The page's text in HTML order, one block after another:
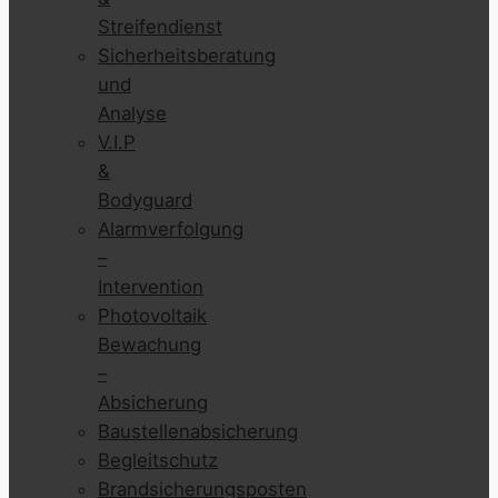
Streifendienst
Sicherheitsberatung
und
Analyse
V.I.P
&
Bodyguard
Alarmverfolgung
–
Intervention
Photovoltaik
Bewachung
–
Absicherung
Baustellenabsicherung
Begleitschutz
Brandsicherungsposten